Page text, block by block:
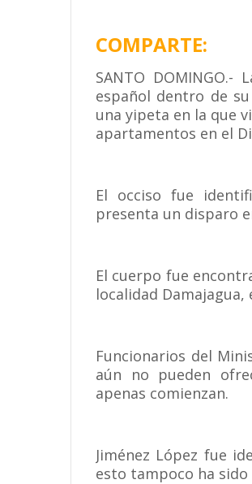
COMPARTE:
SANTO
español dentro de
una yipeta en la que
apartamentos en el
El occiso fue
presenta un disparo
El cuerpo fue
localidad
Funcionarios del
aún no pueden
apenas comienzan.
Jiménez López fue
esto tampoco ha